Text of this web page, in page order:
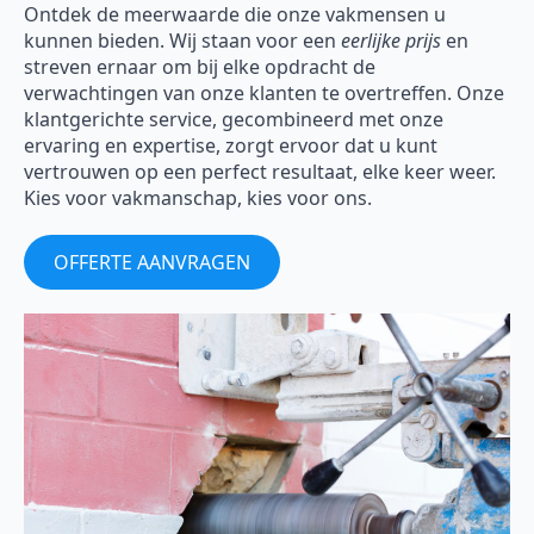
Ontdek de meerwaarde die onze vakmensen u
kunnen bieden. Wij staan voor een eerlijke prijs en
streven ernaar om bij elke opdracht de
verwachtingen van onze klanten te overtreffen. Onze
klantgerichte service, gecombineerd met onze
ervaring en expertise, zorgt ervoor dat u kunt
vertrouwen op een perfect resultaat, elke keer weer.
Kies voor vakmanschap, kies voor ons.
OFFERTE AANVRAGEN